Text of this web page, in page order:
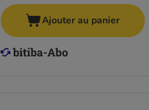
Ajouter au panier